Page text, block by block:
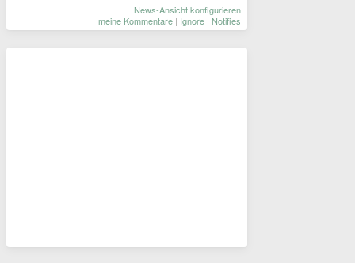
News-Ansicht konfigurieren
meine Kommentare | Ignore | Notifies